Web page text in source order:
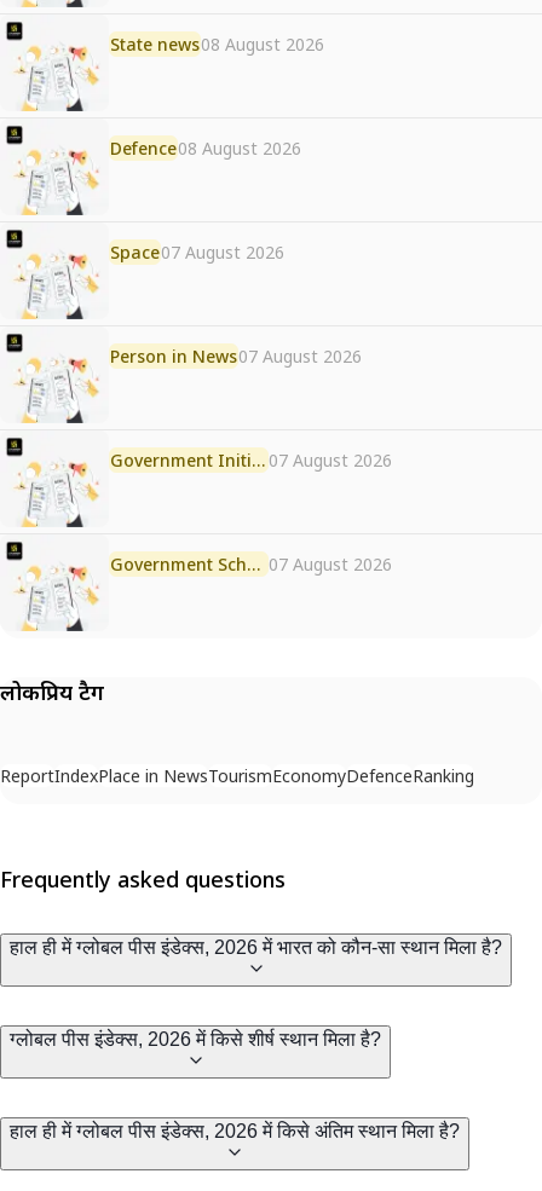
State news08 August 2026
Defence08 August 2026
Space07 August 2026
Person in News07 August 2026
Government Initiative 07 August 2026
Government Scheme 07 August 2026
लोकप्रिय टैग
ReportIndexPlace in NewsTourismEconomyDefenceRanking
Frequently asked questions
हाल ही में ग्लोबल पीस इंडेक्स, 2026 में भारत को कौन-सा स्थान मिला है?
ग्लोबल पीस इंडेक्स, 2026 में किसे शीर्ष स्थान मिला है?
हाल ही में ग्लोबल पीस इंडेक्स, 2026 में किसे अंतिम स्थान मिला है?